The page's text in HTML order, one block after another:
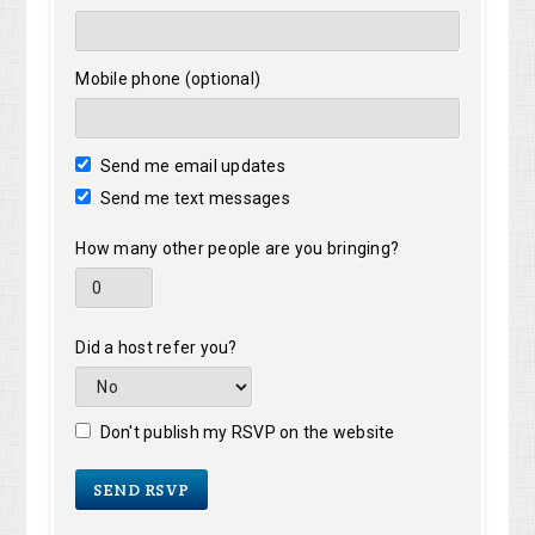
Mobile phone (optional)
Send me email updates
Send me text messages
How many other people are you bringing?
Did a host refer you?
Don't publish my RSVP on the website